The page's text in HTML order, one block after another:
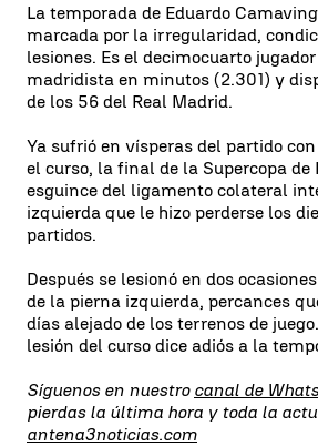
La temporada de Eduardo
marcada por la irregularidad,
lesiones. Es el decimocuarto
madridista en minutos (2.301) y
de los 56 del Real Madrid.
Ya sufrió en vísperas del partido
el curso, la final de la Supercopa de
esguince del ligamento colateral
izquierda que le hizo perderse los
partidos.
Después se lesionó en dos
de la pierna izquierda, percances
días alejado de los terrenos de
lesión del curso dice adiós a la
Síguenos en nuestro canal de
pierdas la última hora y toda la
antena3noticias.com